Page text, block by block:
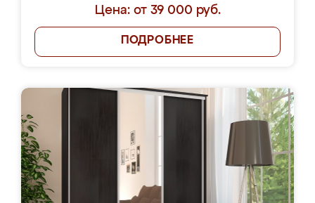
Цена: от 39 000 руб.
ПОДРОБНЕЕ